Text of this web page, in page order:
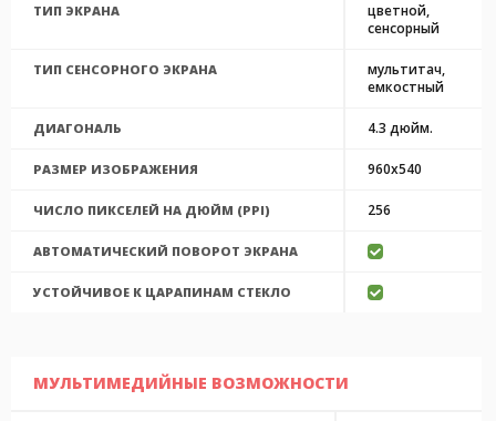
ТИП ЭКРАНА
цветной,
сенсорный
ТИП СЕНСОРНОГО ЭКРАНА
мультитач,
емкостный
ДИАГОНАЛЬ 4.3 дюйм.
РАЗМЕР ИЗОБРАЖЕНИЯ 960x540
ЧИСЛО ПИКСЕЛЕЙ НА ДЮЙМ (PPI) 256
АВТОМАТИЧЕСКИЙ ПОВОРОТ ЭКРАНА
УСТОЙЧИВОЕ К ЦАРАПИНАМ СТЕКЛО
МУЛЬТИМЕДИЙНЫЕ ВОЗМОЖНОСТИ